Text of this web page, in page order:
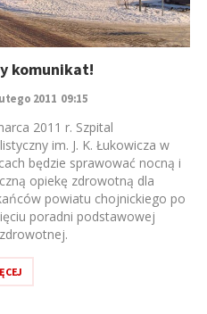
komunikat!
2011 09:15
2011 r. Szpital
im. J. K. Łukowicza w
będzie sprawować nocną i
opiekę zdrowotną dla
powiatu chojnickiego po
poradni podstawowej